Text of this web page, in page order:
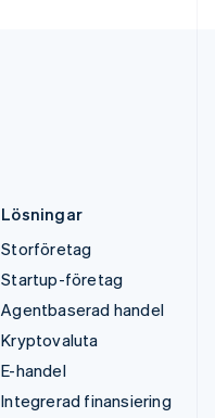
Lösningar
Storföretag
Startup-företag
Agentbaserad handel
Kryptovaluta
E-handel
Integrerad finansiering